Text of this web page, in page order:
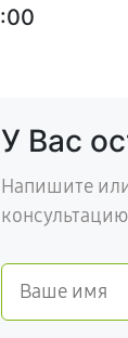
У Вас
Напишите